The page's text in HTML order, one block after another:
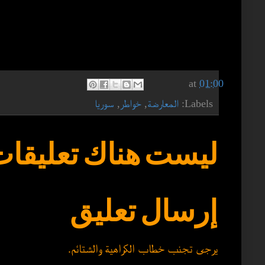
at 01:00
Labels: المعارضة, خواطر , سوريا
ليست هناك
إرسال تعليق
يرجى تجنب خطاب الكراهية والشتائم.